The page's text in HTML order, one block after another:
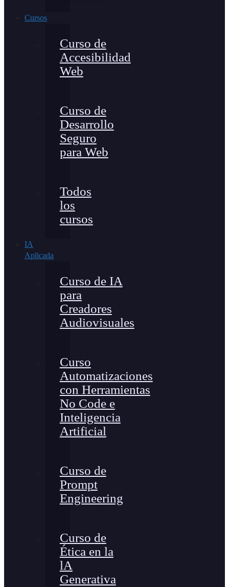
Cursos
Curso de
Accesibilidad
Web
Curso de
Desarrollo
Seguro
para Web
Todos
los
cursos
IA
Aplicada
Curso de IA
para
Creadores
Audiovisuales
Curso
Automatizaciones
con Herramientas
No Code e
Inteligencia
Artificial
Curso de
Prompt
Engineering
Curso de
Ética en la
lA
Generativa